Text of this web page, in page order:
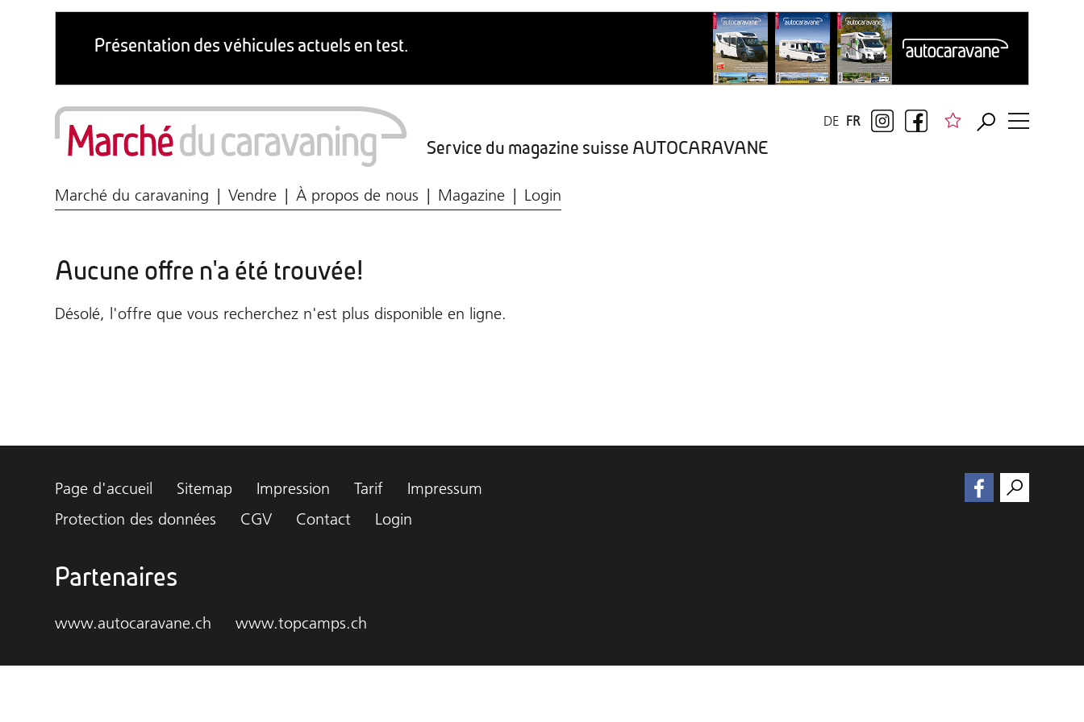
Service du magazine suisse AUTOCARAVANE
FR
DE
Marché du caravaning Vendre À propos de nous Magazine Login
Aucune offre n'a été trouvée!
Désolé, l'offre que vous recherchez n'est plus disponible en ligne.
Page d'accueil Sitemap Impression Tarif
Impressum
Protection des données
CGV Contact Login
Partenaires
www.autocaravane.ch www.topcamps.ch